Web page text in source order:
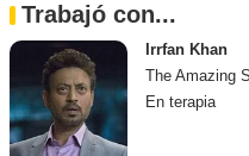
Trabajó con...
Irrfan Khan
The Amazing
En terapia